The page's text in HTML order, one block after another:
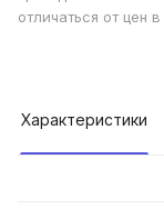
отличаться от цен
Характеристики